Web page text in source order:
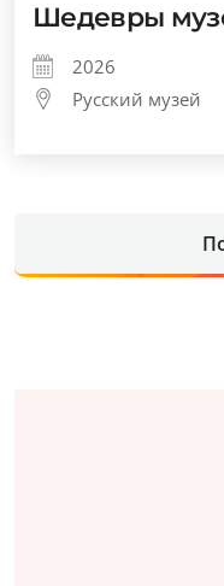
Шедевры
2026
Русский музей